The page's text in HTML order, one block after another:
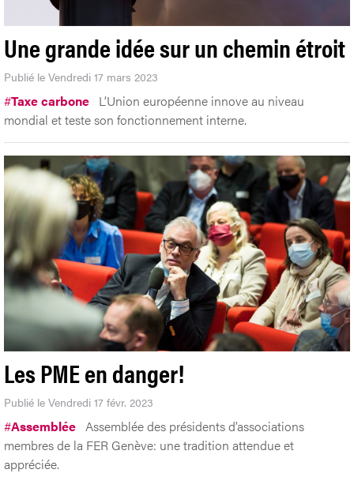
Une grande idée sur un chemin étroit
Publié le Vendredi 17 mars 2023
#Taxe carbone L’Union européenne innove au niveau
mondial et teste son fonctionnement interne.
Les PME en danger!
Publié le Vendredi 17 févr. 2023
#Assemblée Assemblée des présidents d’associations
membres de la FER Genève: une tradition attendue et
appréciée.